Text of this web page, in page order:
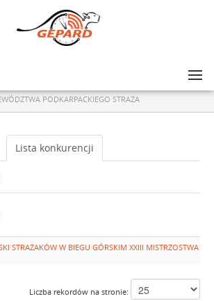
PODKARPACKIEGO STRAŻA
Lista konkurencji
STRAŻAKÓW W BIEGU GÓRSKIM XXIII MISTRZOSTWA
Liczba rekordów na stronie: